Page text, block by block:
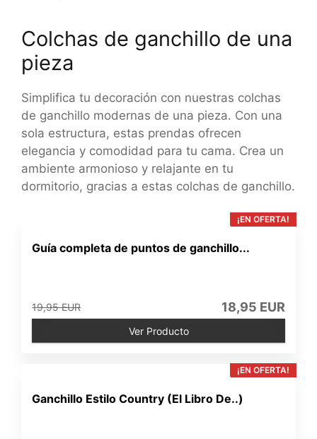
Colchas de ganchillo de una
pieza
Simplifica tu decoración con nuestras colchas
de ganchillo modernas de una pieza. Con una
sola estructura, estas prendas ofrecen
elegancia y comodidad para tu cama. Crea un
ambiente armonioso y relajante en tu
dormitorio, gracias a estas colchas de ganchillo.
¡EN OFERTA!
Guía completa de puntos de ganchillo...
19,95 EUR 18,95 EUR
Ver Producto
¡EN OFERTA!
Ganchillo Estilo Country (El Libro De..)